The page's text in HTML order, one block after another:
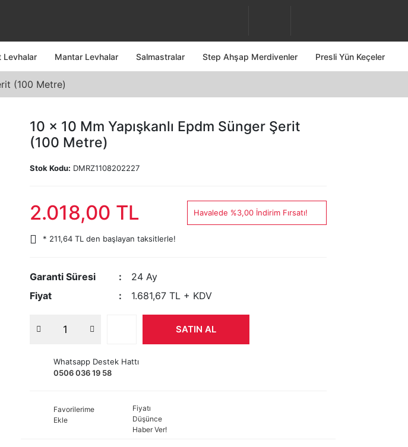
Levhalar Mantar Levhalar Salmastralar Step Ahşap Merdivenler Presli Yün Keçeler
(100 Metre)
10 x 10 Mm Yapışkanlı Epdm Sünger Şerit
(100 Metre)
Stok Kodu: DMRZ1108202227
2.018,00 TL Havalede %3,00 İndirim Fırsatı!
* 211,64 TL den başlayan taksitlerle!
Garanti Süresi
24 Ay
Fiyat
1.681,67 TL + KDV
SATIN AL
Whatsapp Destek Hattı
0506 036 19 58
Favorilerime
Ekle
Fiyatı
Düşünce
Haber Ver!